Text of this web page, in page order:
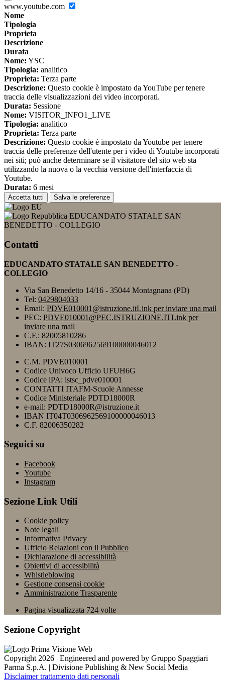
www.youtube.com
Nome
Tipologia
Proprieta
Descrizione
Durata
Nome: YSC
Tipologia: analitico
Proprieta: Terza parte
Descrizione: Questo cookie è impostato da YouTube per tenere
traccia delle visualizzazioni dei video incorporati.
Durata: Sessione
Nome: VISITOR_INFO1_LIVE
Tipologia: analitico
Proprieta: Terza parte
Descrizione: Questo cookie è impostato da Youtube per tenere
traccia delle preferenze dell'utente per i video di Youtube incorporati
nei siti; può anche determinare se il visitatore del sito web sta
utilizzando la nuova o la vecchia versione dell'interfaccia di
Youtube.
Durata: 6 mesi
Accetta tutti Salva le preferenze
EDUCANDATO STATALE SAN
BENEDETTO - COLLEGIO
Contatti
EDUCANDATO STATALE SAN BENEDETTO -
COLLEGIO
Via San Benedetto 14/16 - 35044 Montagnana (PD)
Tel: 0429804033
Email: PDVE010001@istruzione.itLink per inviare una mail
PEC: PDVE010001@PEC.ISTRUZIONE.ITLink per
inviare una mail
C.F.: 82005810286
IBAN: IT27S0306962569100000046012
C.M. PDVE010001
Codice Univoco Ufficio UFUH6G
Codice iPA: istsc_pdve010001
CONTATTI ITAFM-Scuole Annesse
Codice Ministeriale PDTD18000R
e-mail: PDTD18000R@istruzione.it
IBAN IT04T0306962569100000046013
C.F. 82006350282
Seguici su
Facebook
Youtube
Instagram
Sezione Link Utili
Cookie policy
Note legali
Informativa Privacy
Ufficio Relazioni con il Pubblico
Dichiarazione di accessibilità
Obiettivi di accessibilità
Whistleblowing
Gestione consensi cookie
Amministrazione Trasparente
Pagina visualizzata 724 volte
Sezione Copyright
Copyright 2026 | Engineered and powered by Gruppo Spaggiari
Parma S.p.A. | Divisione Publishing & New Social Media
Disclaimer trattamento dati personali